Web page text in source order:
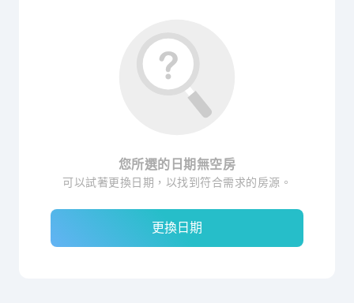
您所選的日期無空房
可以試著更換日期，以找到符合需求的房源。
更換日期